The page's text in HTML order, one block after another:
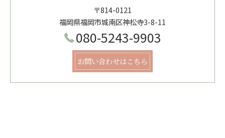
〒814-0121
福岡県福岡市城南区神松寺3-8-11
080-5243-9903
お問い合わせはこちら